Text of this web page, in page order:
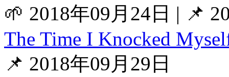
🌱 2018年09月24日 | 📌
The Time I Knocked
📌 2018年09月29日